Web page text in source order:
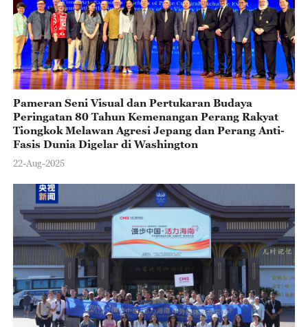
Pameran Seni Visual dan Pertukaran Budaya
Peringatan 80 Tahun Kemenangan Perang Rakyat
Tiongkok Melawan Agresi Jepang dan Perang Anti-
Fasis Dunia Digelar di Washington
22-Aug-2025